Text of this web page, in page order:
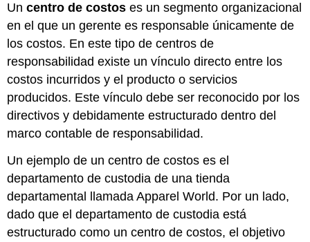
Uncentro de costos es un segmento organizacional
en el que un gerente es responsable únicamente de
los costos. En este tipo de centros de
responsabilidad existe un vínculo directo entre los
costos incurridos y el producto o servicios
producidos. Este vínculo debe ser reconocido por los
directivos y debidamente estructurado dentro del
marco contable de responsabilidad.
Un ejemplo de un centro de costos es el
departamento de custodia de una tienda
departamental llamada Apparel World. Por un lado,
dado que el departamento de custodia está
estructurado como un centro de costos, el objetivo